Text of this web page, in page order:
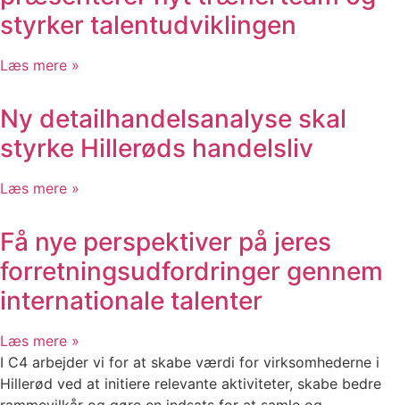
styrker talentudviklingen
Læs mere »
Ny detailhandelsanalyse skal
styrke Hillerøds handelsliv
Læs mere »
Få nye perspektiver på jeres
forretningsudfordringer gennem
internationale talenter
Læs mere »
I C4 arbejder vi for at skabe værdi for virksomhederne i
Hillerød ved at initiere relevante aktiviteter, skabe bedre